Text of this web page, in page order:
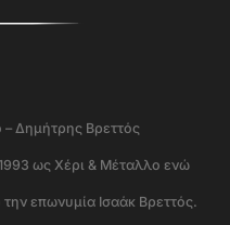
– Δημήτρης Βρεττός
ως Χέρι & Μέταλλο ενώ
επωνυμία Ισαάκ Βρεττός.